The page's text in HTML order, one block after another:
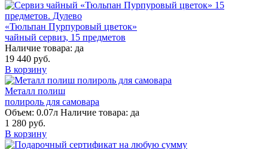
«Тюльпан Пурпуровый цветок»
чайный сервиз, 15 предметов
Наличие товара: да
19 440 руб.
В корзину
Металл полиш
полироль для самовара
Объем: 0.07л Наличие товара: да
1 280 руб.
В корзину